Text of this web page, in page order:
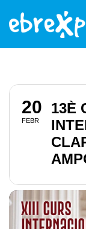
20
FEBR
13È